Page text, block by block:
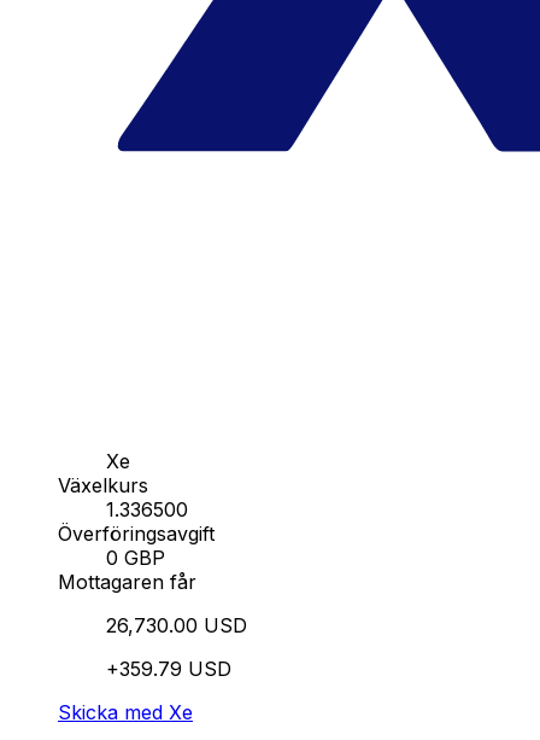
Xe
Växelkurs
1.336500
Överföringsavgift
0 GBP
Mottagaren får
26,730.00 USD
+359.79 USD
Skicka med Xe